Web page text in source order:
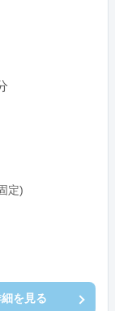
定)
を見る